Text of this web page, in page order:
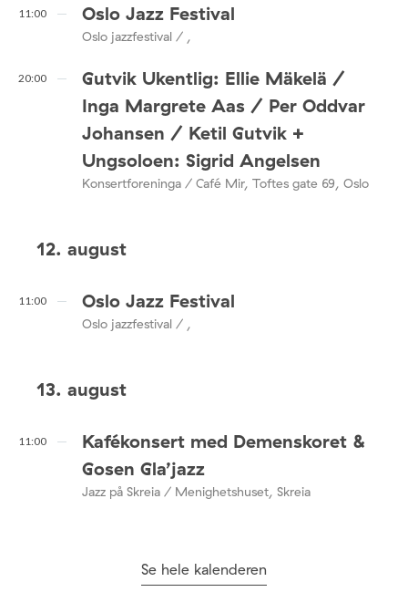
11:00 Oslo Jazz Festival
Oslo jazzfestival / ,
20:00
Gutvik Ukentlig: Ellie Mäkelä /
Inga Margrete Aas / Per Oddvar
Johansen / Ketil Gutvik +
Ungsoloen: Sigrid Angelsen
Konsertforeninga / Café Mir, Toftes gate 69, Oslo
12. august
11:00 Oslo Jazz Festival
Oslo jazzfestival / ,
13. august
11:00
Kafékonsert med Demenskoret &
Gosen Gla’jazz
Jazz på Skreia / Menighetshuset, Skreia
Se hele kalenderen